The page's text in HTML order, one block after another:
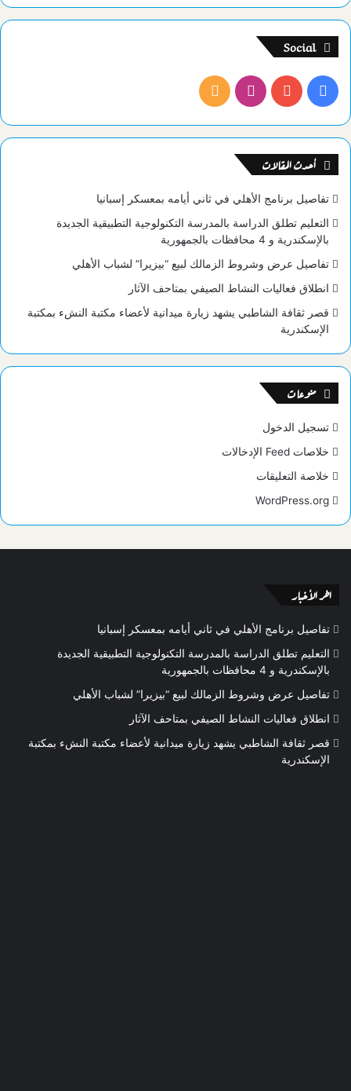
Social
فيسبوك يوتيوب انستقرامملخص
الموقع
أحدث المقالات
تفاصيل برنامج الأهلي في ثاني أيامه بمعسكر إسبانيا
التعليم تطلق الدراسة بالمدرسة التكنولوجية التطبيقية الجديدة
بالإسكندرية و 4 محافظات بالجمهورية
تفاصيل عرض وشروط الزمالك لبيع “بيزيرا” لشباب الأهلي
انطلاق فعاليات النشاط الصيفي بمتاحف الآثار
قصر ثقافة الشاطبي يشهد زيارة ميدانية لأعضاء مكتبة النشء بمكتبة
الإسكندرية
منوعات
تسجيل الدخول
خلاصات Feed الإدخالات
خلاصة التعليقات
WordPress.org
اخر الأخبار
تفاصيل برنامج الأهلي في ثاني أيامه بمعسكر إسبانيا
التعليم تطلق الدراسة بالمدرسة التكنولوجية التطبيقية الجديدة
بالإسكندرية و 4 محافظات بالجمهورية
تفاصيل عرض وشروط الزمالك لبيع “بيزيرا” لشباب الأهلي
انطلاق فعاليات النشاط الصيفي بمتاحف الآثار
قصر ثقافة الشاطبي يشهد زيارة ميدانية لأعضاء مكتبة النشء بمكتبة
الإسكندرية